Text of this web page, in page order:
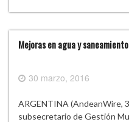
Mejoras en agua y
30 marzo, 2016
ARGENTINA (AndeanWire,
subsecretario de Gestión